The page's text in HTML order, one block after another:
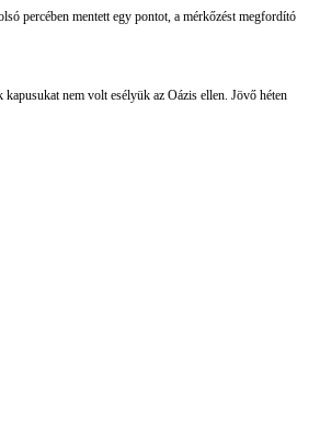
percében mentett egy pontot, a mérkőzést megfordító
nem volt esélyük az Oázis ellen. Jövő héten